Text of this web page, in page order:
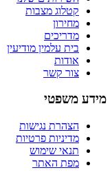
קטלוג מצבות
מחירון
מדריכים
בית עלמין מודיעין
אודות
צור קשר
מידע משפטי
הצהרת נגישות
מדיניות פרטיות
תנאי שימוש
מפת האתר